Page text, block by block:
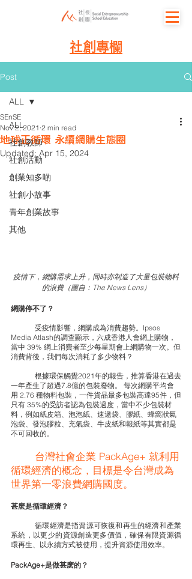
社創專欄
Post
ALL
社創教師
社創活動
創業知多啲
社創小故事
青年創業故事
其他
ALL
地球正循環 永續網購生態圈
SEnSE
Nov 2, 2021 2 min read
Updated: Apr 15, 2024
疫情下，網購需求上升，同時亦制造了大量包裝物料
的浪費（圖自：The News Lens）
網購停不了？
Media Atlash的調查顯示，六成香港人會網上購物，
當中 39% 網上消費者至少每星期會上網購物一次。但
消費背後，我們每次消耗了多少物料？
一年產生了超過7.8億的包裝廢物。 每次網購平均會
用 2.76 種物料包裝，一件貨品最多包裝高達95件，但
只有 35%的受訪者認為包裝過度，當中不少包裝材
料，例如紙皮箱、泡泡紙、速遞袋、膠紙、蜂窩狀氣
泡袋、發泡膠粒、充氣袋、牛皮紙和報紙等其實都是
不可回收的。
循環經濟的概念，目標是令台灣成為
世界第一零浪費網購國度。
甚麽是循環經濟？
	循環經濟是指資源可恢復和再生的經濟和產業
系統，以更少的資源創造更多價值，確保有限資源循
環再生、以永續方式被使用，提升資源使用效率。
PackAge+是做甚麽的？